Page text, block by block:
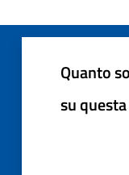
Quanto
su